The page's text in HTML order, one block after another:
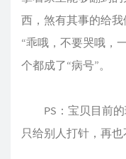
西，煞有其事的给我
“乖哦，不要哭哦，
个都成了“病号”。
PS：宝贝目前的
只给别人打针，再也